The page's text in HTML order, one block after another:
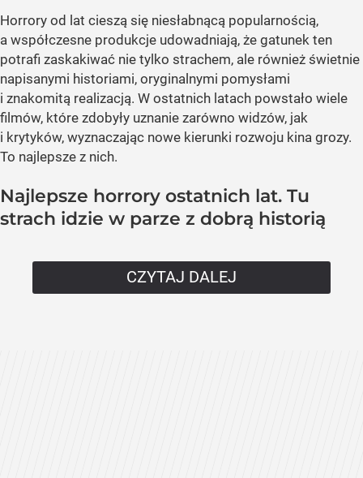
Horrory od lat cieszą się niesłabnącą popularnością,
a współczesne produkcje udowadniają, że gatunek ten
potrafi zaskakiwać nie tylko strachem, ale również świetnie
napisanymi historiami, oryginalnymi pomysłami
i znakomitą realizacją. W ostatnich latach powstało wiele
filmów, które zdobyły uznanie zarówno widzów, jak
i krytyków, wyznaczając nowe kierunki rozwoju kina grozy.
To najlepsze z nich.
Najlepsze horrory ostatnich lat. Tu
strach idzie w parze z dobrą historią
CZYTAJ DALEJ